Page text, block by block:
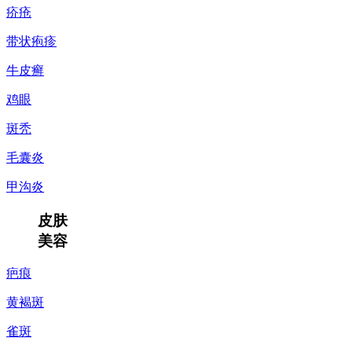
疥疮
带状疱疹
牛皮癣
鸡眼
斑秃
毛囊炎
甲沟炎
皮肤
美容
疤痕
黄褐斑
雀斑